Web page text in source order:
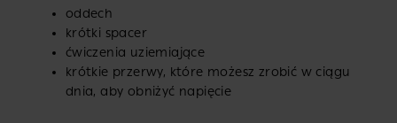
oddech
krótki spacer
ćwiczenia uziemiające
krótkie przerwy, które możesz zrobić w ciągu
dnia, aby obniżyć napięcie